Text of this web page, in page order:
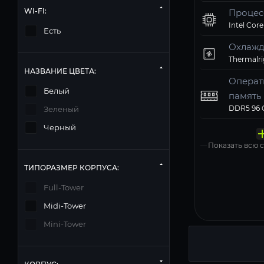
Intel
память
Windows
Показать всю
WI-FI:
Есть
НАЗВАНИЕ ЦВЕТА:
Белый
Зеленый
Черный
ТИПОРАЗМЕР КОРПУСА:
Full-Tower
Midi-Tower
Mini-Tower